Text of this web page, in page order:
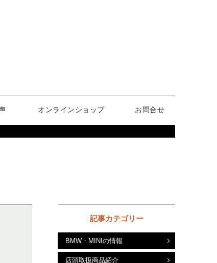
オンラインショップ お問合せ
記事カテゴリー
BMW・MINIの情報
店頭取扱商品紹介